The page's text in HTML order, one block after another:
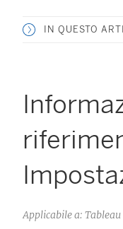
IN QUESTO
Applicabile a: